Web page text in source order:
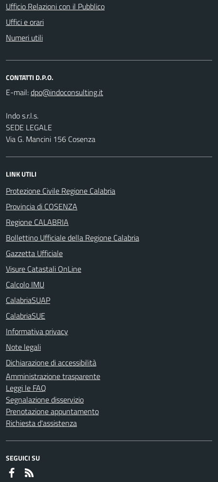
Ufficio Relazioni con il Pubblico
Uffici e orari
Numeri utili
CONTATTI D.P.O.
E-mail:
Indo s.r.l.s.
SEDE LEGALE
Via G. Mancini 156 Cosenza
LINK UTILI
Protezione Civile Regione Calabria
Provincia di COSENZA
Regione CALABRIA
Bollettino Ufficiale della Regione Calabria
Gazzetta Ufficiale
Visure Catastali OnLine
Calcolo IMU
CalabriaSUAP
CalabriaSUE
Informativa privacy
Note legali
Dichiarazione di accessibilità
Amministrazione trasparente
Leggi le FAQ
Segnalazione disservizio
Prenotazione appuntamento
Richiesta d'assistenza
SEGUICI SU